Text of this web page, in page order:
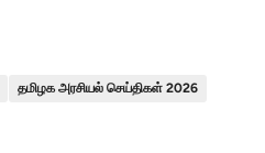
தமிழக அரசியல் செய்திகள் 2026